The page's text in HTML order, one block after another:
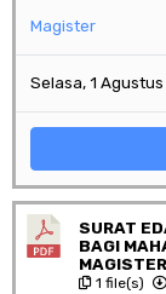
Magister
Selasa, 1
SURAT
BAGI
1 file(s)